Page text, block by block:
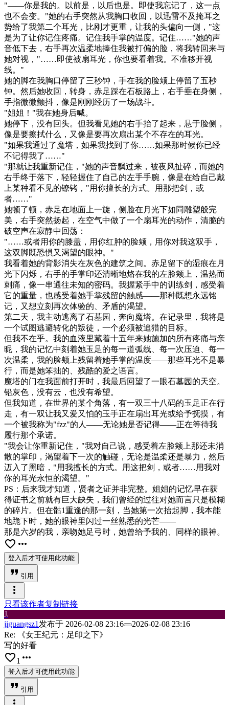
"——你是我的。以前是，以后也是。即使我忘记了，这一点
也不会变。"她的右手突然从我胸口收回，以迅雷不及掩耳之
势给了我第二个耳光，比刚才更重，让我的头偏向一侧，"这
是为了让你记住疼痛。记住我手掌的温度。记住……"她的声
音低下去，右手再次温柔地捧住我被打偏的脸，将我转回来与
她对视，"……即使被扇耳光，你也要看着我。不准移开视
线。"
她的脚在我胸口停留了三秒钟，手在我的脸颊上停留了五秒
钟。然后她收回，转身，赤足踩在石板路上，右手垂在身侧，
手指微微颤抖，像是刚刚经历了一场战斗。
"姐姐！"我在她身后喊。
她停下，没有回头。但我看见她的右手抬了起来，悬于脸侧，
像是要擦拭什么，又像是要再次扇出某个不存在的耳光。
"如果我通过了魔塔，如果我找到了你……如果那时候你已经
不记得我了……"
"那就让我重新记住，"她的声音飘过来，被夜风扯碎，而她的
右手终于落下，轻轻握住了自己的左手手腕，像是在给自己戴
上某种看不见的镣铐，"用你擅长的方式。用那把剑，或
者……"
她顿了顿，赤足在地面上一旋，侧脸在月光下如同雕塑般完
美，右手突然扬起，在空气中做了一个扇耳光的动作，清脆的
破空声在寂静中回荡：
"……或者用你的膝盖，用你红肿的脸颊，用你对我这双手，
这双脚既恐惧又渴望的眼神。"
我看着她的背影消失在灰色的建筑之间。赤足留下的湿痕在月
光下闪烁，右手的手掌印还清晰地烙在我的左脸颊上，温热而
刺痛，像一串通往未知的密码。我握紧手中的训练剑，感受着
它的重量，也感受着她手掌残留的触感——那种既想永远铭
记，又想立刻再次体验的、矛盾的渴望。
第二天，我主动逃离了石墓园，奔向魔塔。在记录里，我将是
一个试图逃避转化的叛徒，一个必须被追猎的目标。
但我不在乎。我的血液里藏着十五年来她施加的所有疼痛与亲
昵，我的记忆中刻着她玉足的每一道弧线、每一次压迫、每一
次温柔，我的脸颊上残留着她手掌的温度——那些耳光不是暴
行，而是她笨拙的、残酷的爱之语言。
魔塔的门在我面前打开时，我最后回望了一眼石墓园的天空。
铅灰色，没有云，也没有希望。
但我知道，在世界的某个角落，有一双三十八码的玉足正在行
走，有一双让我又爱又怕的玉手正在扇出耳光或给予抚摸，有
一个被我称为"fzz"的人——无论她是否记得——正在等待我
履行那个承诺。
"我会让你重新记住，"我对自己说，感受着左脸颊上那还未消
散的掌印，渴望着下一次的触碰，无论是温柔还是暴力，然后
迈入了黑暗，"用我擅长的方式。用这把剑，或者……用我对
你的耳光永恒的渴望。"
PS：后来我才知道，贤者之证并非完整。姐姐的记忆早在获
得证书之前就有巨大缺失，我们曾经的过往对她而言只是模糊
的碎片。但在骷1重逢的那一刻，当她第一次抬起脚，我本能
地跪下时，她的眼神里闪过一丝熟悉的光芒——
那是六岁的我，亲吻她足弓时，她曾给予我的、同样的眼神。
favorite_border more_horiz
登入后才可使用此功能
format_quote 引用
more_vert
只看该作者复制链接
Ji
jiguangsz1 发布于 2026-02-08 23:16
2026-02-08 23:16
Re: 《女王纪元：足印之下》
写的好看
favorite_border1 more_horiz
登入后才可使用此功能
format_quote 引用